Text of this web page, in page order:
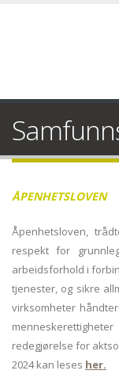
ÅPENHETSLOVEN
Åpenhetsloven,
respekt for
arbeidsforhold i
tjenester, og sikre
virksomheter
redegjørelse for
2024 kan leses her.